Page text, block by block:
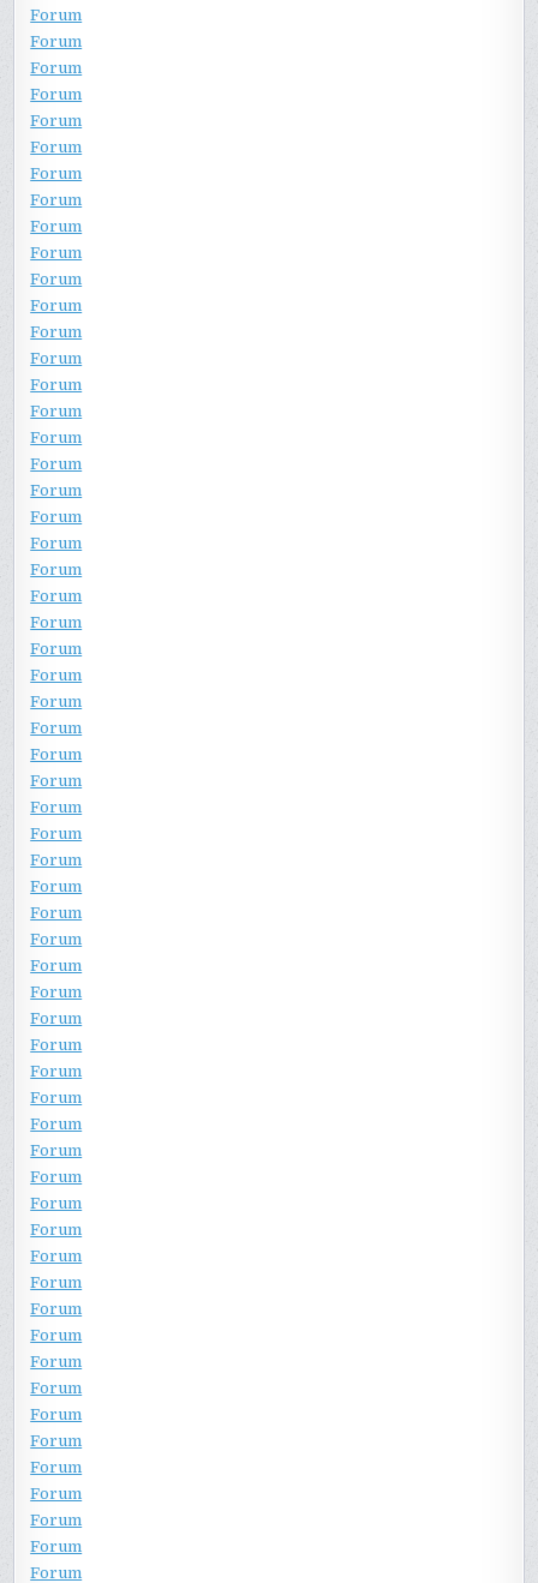
Forum
Forum
Forum
Forum
Forum
Forum
Forum
Forum
Forum
Forum
Forum
Forum
Forum
Forum
Forum
Forum
Forum
Forum
Forum
Forum
Forum
Forum
Forum
Forum
Forum
Forum
Forum
Forum
Forum
Forum
Forum
Forum
Forum
Forum
Forum
Forum
Forum
Forum
Forum
Forum
Forum
Forum
Forum
Forum
Forum
Forum
Forum
Forum
Forum
Forum
Forum
Forum
Forum
Forum
Forum
Forum
Forum
Forum
Forum
Forum